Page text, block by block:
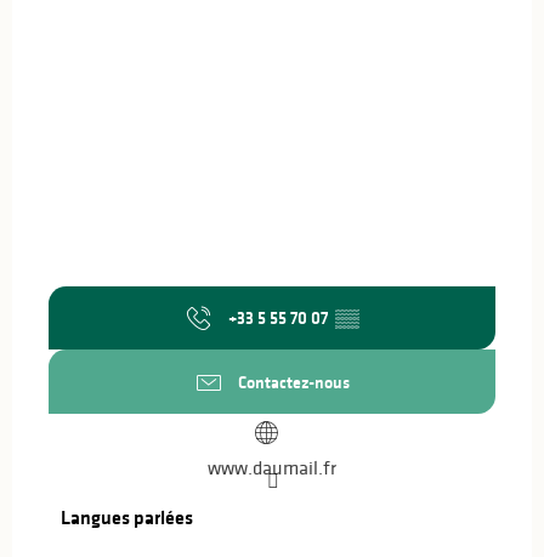
+33 5 55 70 07 ▒▒
Contactez-nous
www.daumail.fr
Langues parlées
Langues parlées